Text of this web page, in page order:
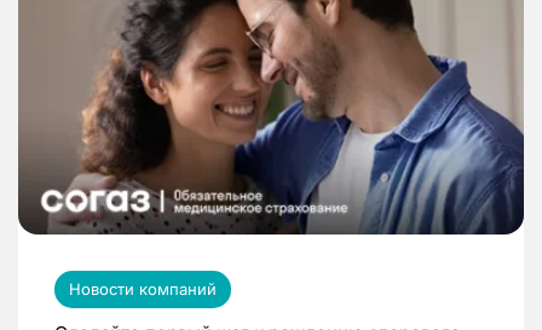
Новости компаний